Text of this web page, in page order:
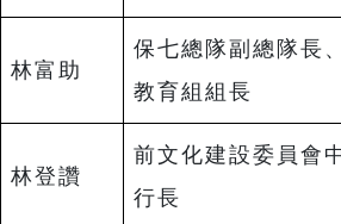
林富助
保七總隊副總隊長
教育組組長
林登讚
前文化建設委員會
行長